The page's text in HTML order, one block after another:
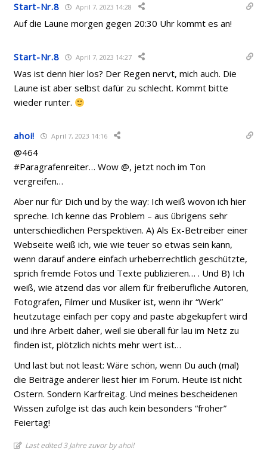
Start-Nr.8 April 7, 2023 14:28
Auf die Laune morgen gegen 20:30 Uhr kommt es an!
Start-Nr.8 April 7, 2023 14:27
Was ist denn hier los? Der Regen nervt, mich auch. Die
Laune ist aber selbst dafür zu schlecht. Kommt bitte
wieder runter.
ahoi! April 7, 2023 14:16
@464
#Paragrafenreiter… Wow @, jetzt noch im Ton
vergreifen…
Aber nur für Dich und by the way: Ich weiß wovon ich hier
spreche. Ich kenne das Problem – aus übrigens sehr
unterschiedlichen Perspektiven. A) Als Ex-Betreiber einer
Webseite weiß ich, wie wie teuer so etwas sein kann,
wenn darauf andere einfach urheberrechtlich geschützte,
sprich fremde Fotos und Texte publizieren… . Und B) Ich
weiß, wie ätzend das vor allem für freiberufliche Autoren,
Fotografen, Filmer und Musiker ist, wenn ihr “Werk”
heutzutage einfach per copy and paste abgekupfert wird
und ihre Arbeit daher, weil sie überall für lau im Netz zu
finden ist, plötzlich nichts mehr wert ist…
Und last but not least: Wäre schön, wenn Du auch (mal)
die Beiträge anderer liest hier im Forum. Heute ist nicht
Ostern. Sondern Karfreitag. Und meines bescheidenen
Wissen zufolge ist das auch kein besonders “froher”
Feiertag!
Last edited 3 Jahre zuvor by ahoi!